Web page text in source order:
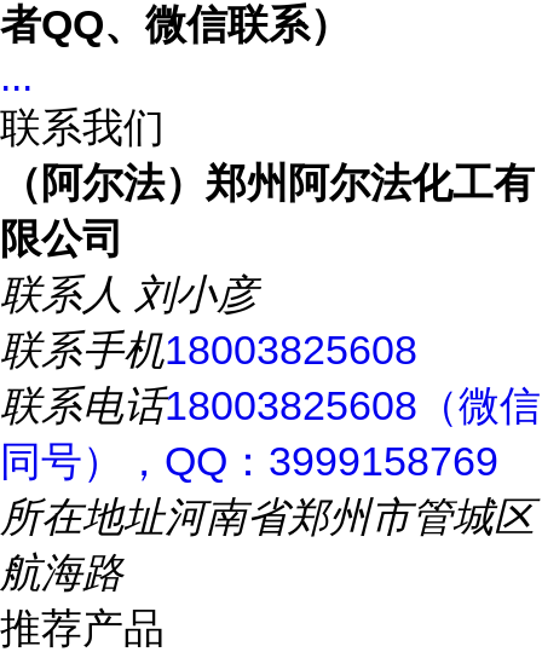
者QQ、微信联系）
...
联系我们
（阿尔法）郑州阿尔法化工有
限公司
联系人 刘小彦
联系手机18003825608
联系电话18003825608（微信
同号），QQ：3999158769
所在地址河南省郑州市管城区
航海路
推荐产品